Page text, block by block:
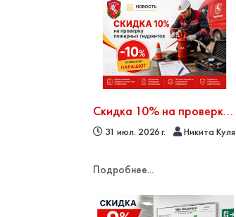
Скидка 10% на проверку пожарных гидрантов
31 июл. 2026 г. Никита Куля
Подробнее...